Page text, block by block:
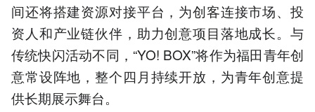
间还将搭建资源对接平台，为创客连接市场、投
资人和产业链伙伴，助力创意项目落地成长。与
传统快闪活动不同，“YO! BOX”将作为福田青年创
意常设阵地，整个四月持续开放，为青年创意提
供长期展示舞台。